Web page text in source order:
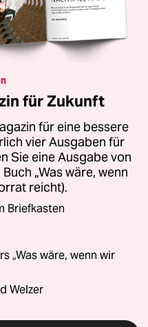
für Zukunft
für eine bessere
vier Ausgaben für
Sie eine Ausgabe von
„Was wäre, wenn
reicht).
Briefkasten
„Was wäre, wenn wir
Welzer